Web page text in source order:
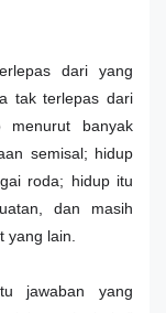
dari yang
tak terlepas dari
menurut banyak
semisal; hidup
roda; hidup itu
dan masih
yang lain.
jawaban yang